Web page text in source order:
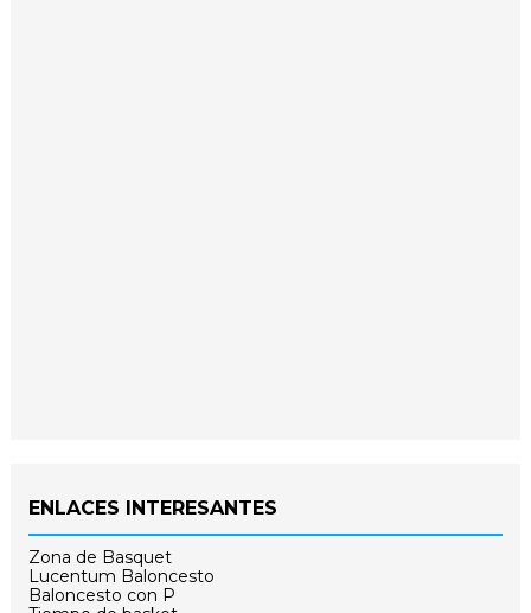
ENLACES INTERESANTES
Zona de Basquet
Lucentum Baloncesto
Baloncesto con P